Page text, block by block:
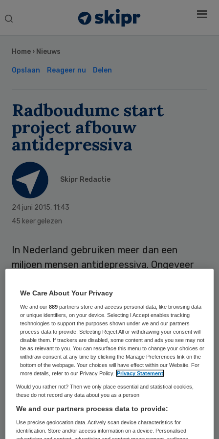
Search
Home › Nieuws
Opslaan Reageer nu Delen
Radboudumc start
project afbouw
antidepressiva
Skipr Redactie
24 juni 2015, 11:43
45 keer gelezen
In Nederland gebruiken meer dan een
miljoen mensen antidepressiva. Ongeveer
tegen depressiviteit en angststoornissen
krijgen, komt daar niet meer van af. Daarom
gaat het Radboudumc programma’s
ontwikkelen die de afbouw van
antidepressiva moeten ondersteunen.
Het universitair medisch centrum zal
tegelijkertijd onderzoek doen naar de
effecten van die programma’s. Het Radboud
krijgt daarbij financiële ondersteuning van
het Innovatiefonds Zorgverzekeraars, zo
Sidebar
We Care About Your Privacy
We and our889 partners store and access personal data, like browsing data
or unique identifiers, on your device. Selecting I Accept enables tracking
technologies to support the purposes shown under we and our partners
process data to provide. Selecting Reject All or withdrawing your consent will
disable them. If trackers are disabled, some content and ads you see may not
be as relevant to you. You can resurface this menu to change your choices or
withdraw consent at any time by clicking the Manage Preferences link on the
bottom of the webpage. Your choices will have effect within our Website. For
more details, refer to our Privacy Policy.
Privacy Statement
Would you rather not? Then we only place essential and statistical cookies,
these do not record any data about you as a person
We and our partners process data to provide:
Use precise geolocation data. Actively scan device characteristics for
identification. Store and/or access information on a device. Personalised